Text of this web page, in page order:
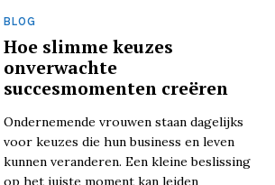
BLOG
Hoe slimme keuzes
onverwachte
succesmomenten creëren
Ondernemende vrouwen staan dagelijks
voor keuzes die hun business en leven
kunnen veranderen. Een kleine beslissing
op het juiste moment kan leiden